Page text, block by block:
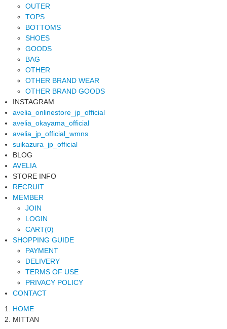
OUTER
TOPS
BOTTOMS
SHOES
GOODS
BAG
OTHER
OTHER BRAND WEAR
OTHER BRAND GOODS
INSTAGRAM
avelia_onlinestore_jp_official
avelia_okayama_official
avelia_jp_official_wmns
suikazura_jp_official
BLOG
AVELIA
STORE INFO
RECRUIT
MEMBER
JOIN
LOGIN
CART(0)
SHOPPING GUIDE
PAYMENT
DELIVERY
TERMS OF USE
PRIVACY POLICY
CONTACT
HOME
MITTAN